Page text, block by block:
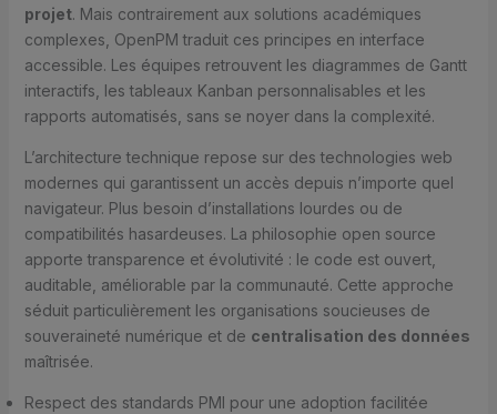
projet. Mais contrairement aux solutions académiques
complexes, OpenPM traduit ces principes en interface
accessible. Les équipes retrouvent les diagrammes de Gantt
interactifs, les tableaux Kanban personnalisables et les
rapports automatisés, sans se noyer dans la complexité.
L’architecture technique repose sur des technologies web
modernes qui garantissent un accès depuis n’importe quel
navigateur. Plus besoin d’installations lourdes ou de
compatibilités hasardeuses. La philosophie open source
apporte transparence et évolutivité : le code est ouvert,
auditable, améliorable par la communauté. Cette approche
séduit particulièrement les organisations soucieuses de
souveraineté numérique et de centralisation des données
maîtrisée.
Respect des standards PMI pour une adoption facilitée